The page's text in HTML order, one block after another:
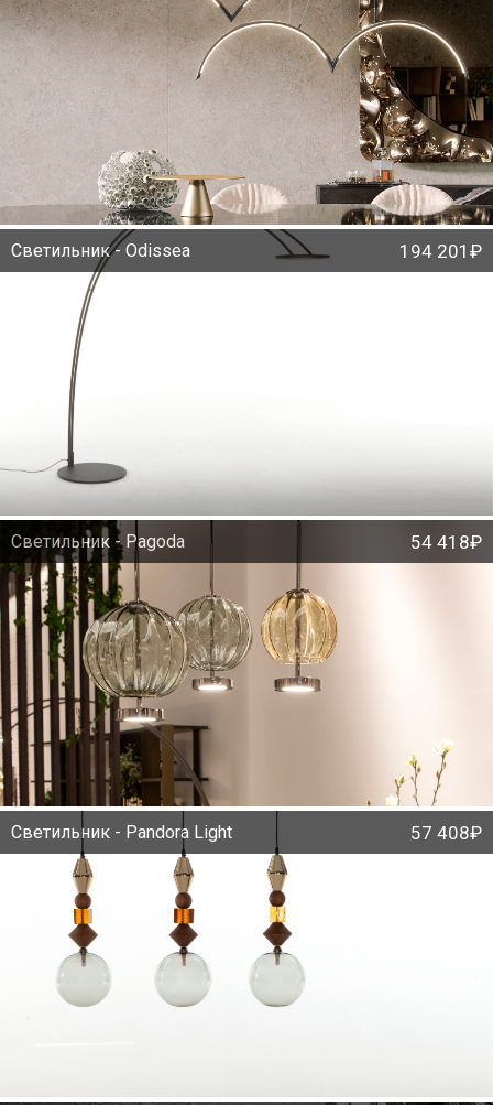
Светильник - Odissea 194 201₽
Светильник - Pagoda 54 418₽
Светильник - Pandora Light 57 408₽